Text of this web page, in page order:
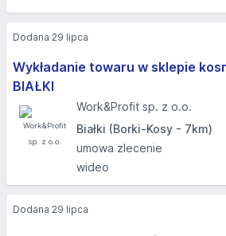
Wykładanie towaru w sklepie
BIAŁKI
Work&Profit sp. z o.o.
Białki (Borki-Kosy - 7km)
umowa zlecenie
wideo
Dodana 29 lipca
Dodana 29 lipca